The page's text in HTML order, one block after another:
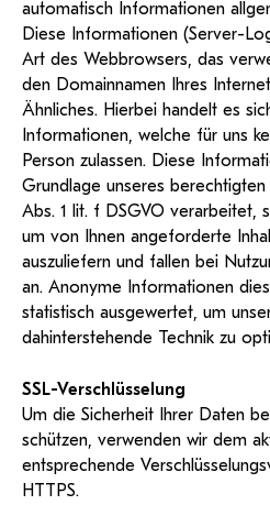
automatisch Informationen
Diese Informationen (Server-
Art des Webbrowsers, das
den Domainnamen Ihres
Ähnliches. Hierbei handelt es
Informationen, welche für uns
Person zulassen. Diese
Grundlage unseres
Abs. 1 lit. f DSGVO verarbeitet,
um von Ihnen angeforderte
auszuliefern und fallen bei
an. Anonyme Informationen
statistisch ausgewertet, um
dahinterstehende Technik zu
SSL-Verschlüsselung
Um die Sicherheit Ihrer Daten
schützen, verwenden wir dem
entsprechende
HTTPS.
recherchierte Kurzvideos und
Dokumentationen in
öffentlich-rechtlicher Qualität.
Support
wissenschaftlichen Arbeiten
Anleitung
Antragsformular
Konto
Web-basiertes Tool zum
sicheren Versand großer
Dateien.
ServiceWebHilfe
BA/MA Anträge,
Forschungsanträge, Formulare,
…
Support-Webadmin
Hilfe & Support
Bitte kontaktieren Sie unsere
die persönliche Mailadresse,
angegebenen Hilfebutton.
Service
Ideen und Verbesserungen
Login Webredaktion